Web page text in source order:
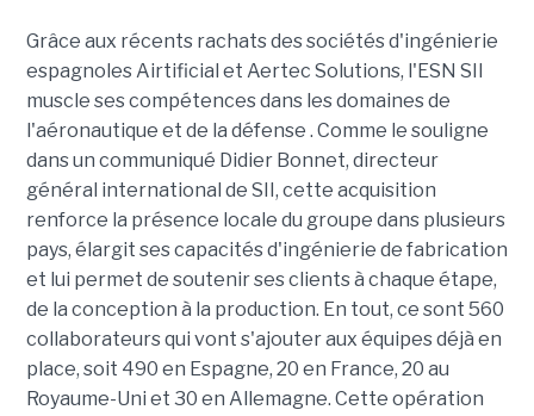
Grâce aux récents rachats des sociétés d'ingénierie
espagnoles Airtificial et Aertec Solutions, l'ESN SII
muscle ses compétences dans les domaines de
l'aéronautique et de la défense . Comme le souligne
dans un communiqué Didier Bonnet, directeur
général international de SII, cette acquisition
renforce la présence locale du groupe dans plusieurs
pays, élargit ses capacités d'ingénierie de fabrication
et lui permet de soutenir ses clients à chaque étape,
de la conception à la production. En tout, ce sont 560
collaborateurs qui vont s'ajouter aux équipes déjà en
place, soit 490 en Espagne, 20 en France, 20 au
Royaume-Uni et 30 en Allemagne. Cette opération